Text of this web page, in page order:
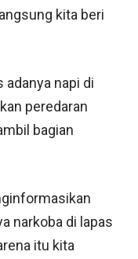
kita beri
adanya napi di
peredaran
bagian
narkoba di lapas
itu kita